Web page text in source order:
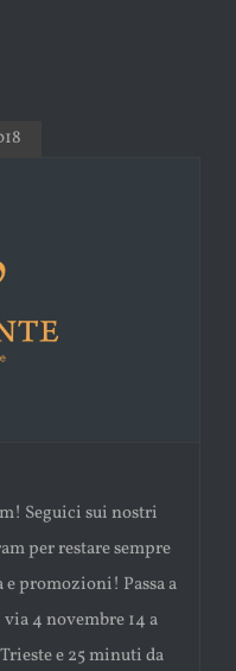
Seguici sui nostri
per restare sempre
promozioni! Passa a
4 novembre 14 a
e 25 minuti da